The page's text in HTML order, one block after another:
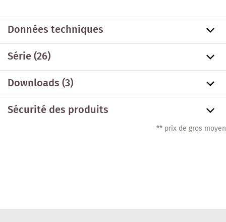
Données techniques
Série(26)
Downloads (3)
Sécurité des produits
** prix de gros moyen